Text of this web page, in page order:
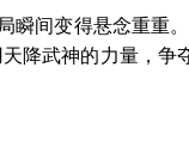
间变得悬念重重
降武神的力量，争